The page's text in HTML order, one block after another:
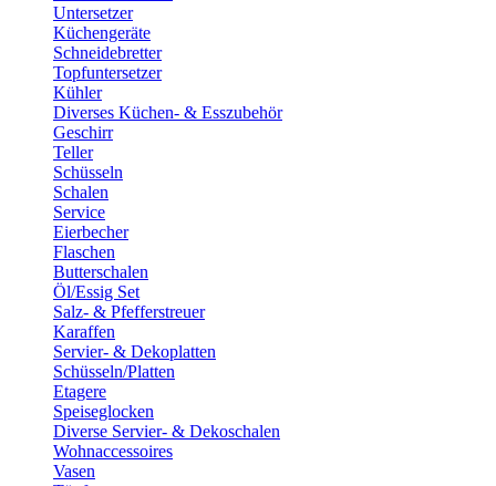
Untersetzer
Küchengeräte
Schneidebretter
Topfuntersetzer
Kühler
Diverses Küchen- & Esszubehör
Geschirr
Teller
Schüsseln
Schalen
Service
Eierbecher
Flaschen
Butterschalen
Öl/Essig Set
Salz- & Pfefferstreuer
Karaffen
Servier- & Dekoplatten
Schüsseln/Platten
Etagere
Speiseglocken
Diverse Servier- & Dekoschalen
Wohnaccessoires
Vasen